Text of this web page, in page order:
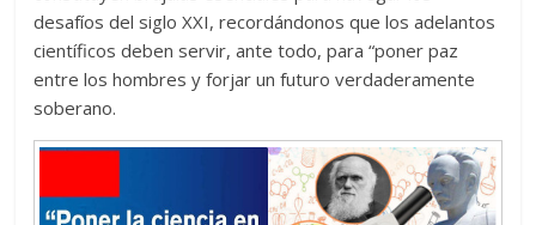
desafíos del siglo XXI, recordándonos que los adelantos
científicos deben servir, ante todo, para “poner paz
entre los hombres y forjar un futuro verdaderamente
soberano.